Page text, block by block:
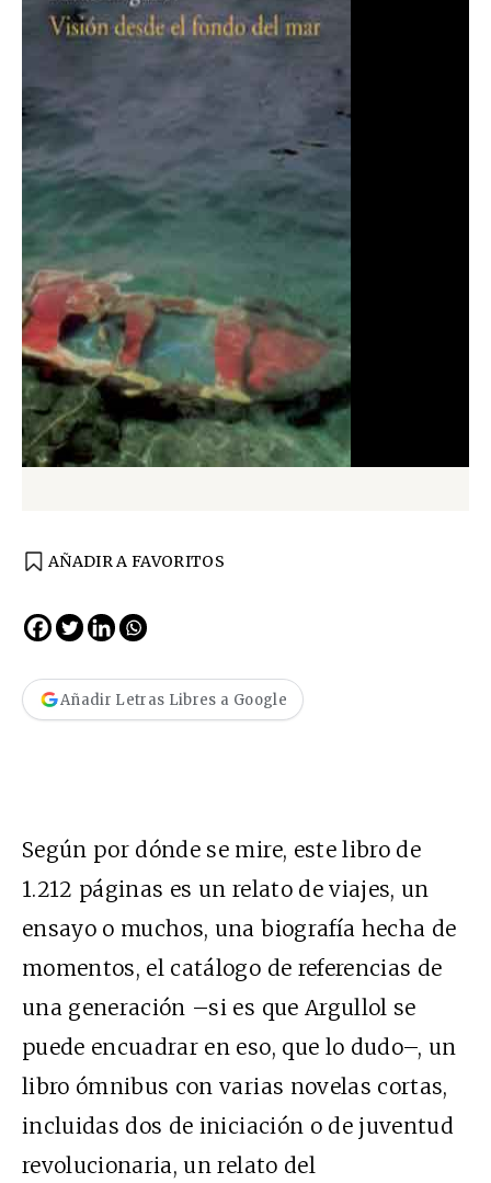
AÑADIR A FAVORITOS
Añadir Letras Libres a Google
Según por dónde se mire, este libro de
1.212 páginas es un relato de viajes, un
ensayo o muchos, una biografía hecha de
momentos, el catálogo de referencias de
una generación –si es que Argullol se
puede encuadrar en eso, que lo dudo–, un
libro ómnibus con varias novelas cortas,
incluidas dos de iniciación o de juventud
revolucionaria, un relato del